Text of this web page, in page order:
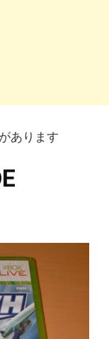
あります